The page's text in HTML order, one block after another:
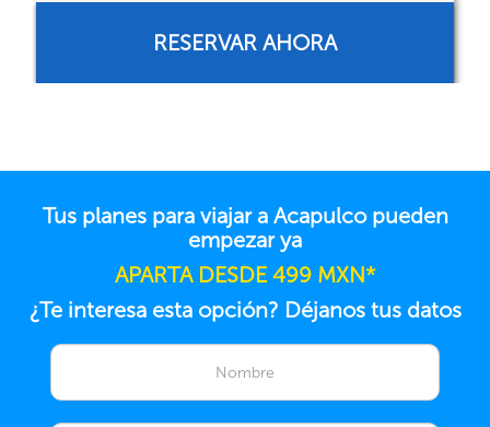
RESERVAR AHORA
Tus planes para viajar a Acapulco pueden
empezar ya
APARTA DESDE 499 MXN*
¿Te interesa esta opción? Déjanos tus datos